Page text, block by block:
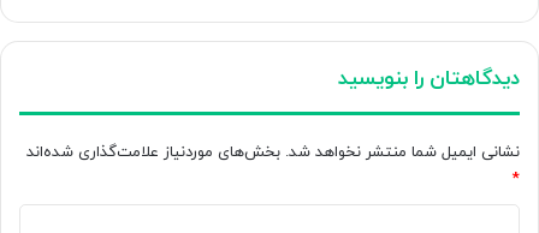
دیدگاهتان را بنویسید
نشانی ایمیل شما منتشر نخواهد شد. بخش‌های موردنیاز علامت‌گذاری شده‌اند
*